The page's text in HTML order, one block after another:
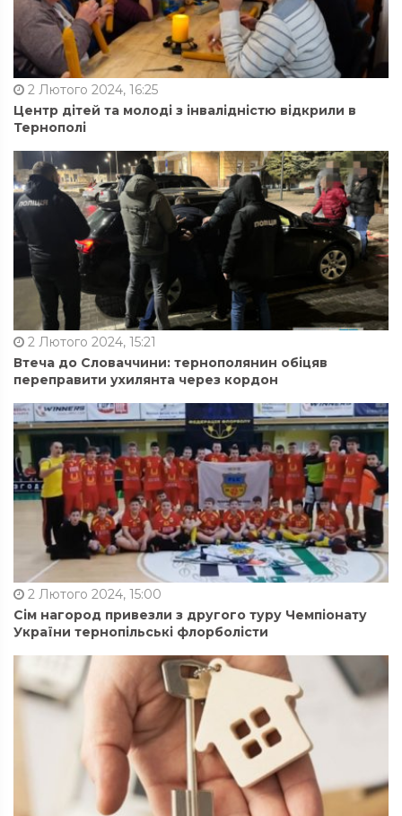
2 Лютого 2024, 16:25
Центр дітей та молоді з інвалідністю відкрили в
Тернополі
2 Лютого 2024, 15:21
Втеча до Словаччини: тернополянин обіцяв
переправити ухилянта через кордон
2 Лютого 2024, 15:00
Сім нагород привезли з другого туру Чемпіонату
України тернопільські флорболісти